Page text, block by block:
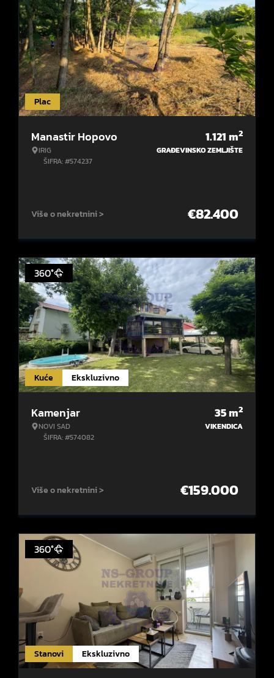
Plac
Manastir Hopovo
IRIG
ŠIFRA: #574237
1.121m2
GRAĐEVINSKO ZEMLJIŠTE
Više o nekretnini > €82.400
Kuće Ekskluzivno
360°
Kamenjar
NOVI SAD
ŠIFRA: #574082
35m2
VIKENDICA
Više o nekretnini > €159.000
Stanovi Ekskluzivno
360°